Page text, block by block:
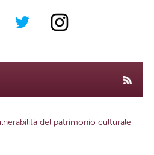
del patrimonio culturale